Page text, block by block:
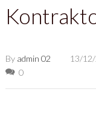
By admin 02 13/
0